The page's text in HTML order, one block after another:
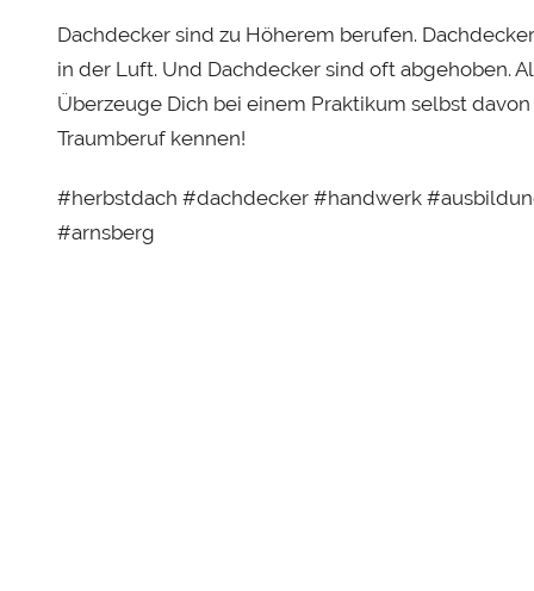
Dachdecker sind zu Höherem berufen.
in der Luft. Und Dachdecker sind oft abgehoben.
Überzeuge Dich bei einem Praktikum selbst
Traumberuf kennen!
#herbstdach #dachdecker #handwerk
#arnsberg